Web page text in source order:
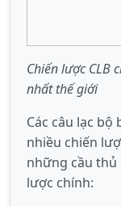
Chiến lược CLB
nhất thế giới
Các câu lạc
nhiều chiến
những cầu thủ
lược chính: